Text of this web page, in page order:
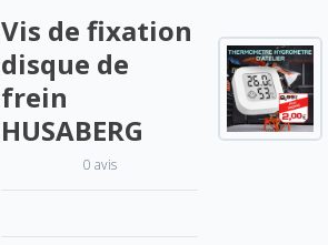
Vis de fixation
disque de
frein
HUSABERG
0 avis